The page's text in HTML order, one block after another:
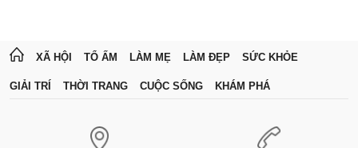
XÃ HỘI TỔ ẤM LÀM MẸ LÀM ĐẸP SỨC KHỎE
GIẢI TRÍ THỜI TRANG CUỘC SỐNG KHÁM PHÁ